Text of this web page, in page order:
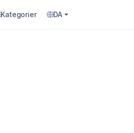
Kategorier DA